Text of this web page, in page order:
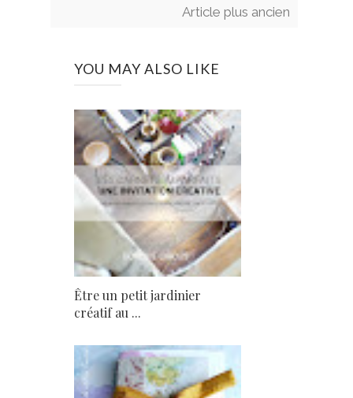
Article plus ancien
YOU MAY ALSO LIKE
Être un petit jardinier
créatif au ...